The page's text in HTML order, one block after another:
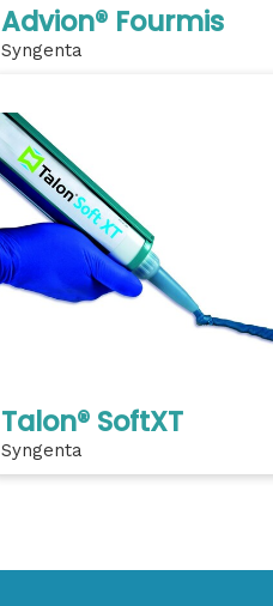
Advion® Fourmis
Syngenta
Talon® SoftXT
Syngenta